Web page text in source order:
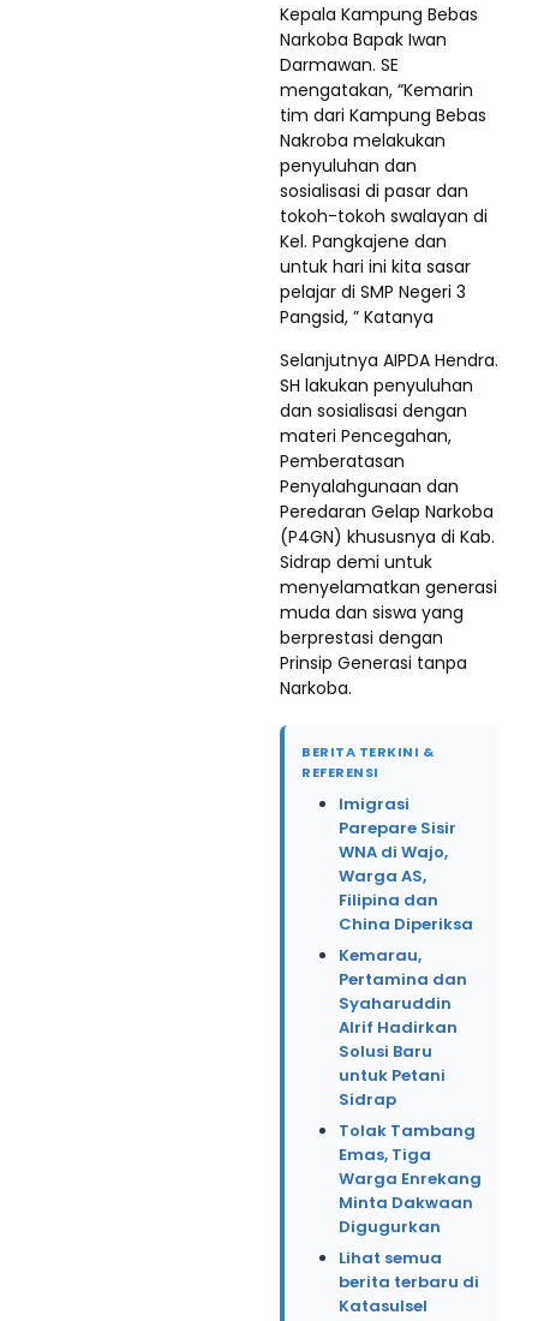
Kepala Kampung Bebas
Narkoba Bapak Iwan
Darmawan. SE
mengatakan, “Kemarin
tim dari Kampung Bebas
Nakroba melakukan
penyuluhan dan
sosialisasi di pasar dan
tokoh-tokoh swalayan di
Kel. Pangkajene dan
untuk hari ini kita sasar
pelajar di SMP Negeri 3
Pangsid, ” Katanya
Selanjutnya AIPDA Hendra.
SH lakukan penyuluhan
dan sosialisasi dengan
materi Pencegahan,
Pemberatasan
Penyalahgunaan dan
Peredaran Gelap Narkoba
(P4GN) khususnya di Kab.
Sidrap demi untuk
menyelamatkan generasi
muda dan siswa yang
berprestasi dengan
Prinsip Generasi tanpa
Narkoba.
BERITA TERKINI &
REFERENSI
Imigrasi
Parepare Sisir
WNA di Wajo,
Warga AS,
Filipina dan
China Diperiksa
Kemarau,
Pertamina dan
Syaharuddin
Alrif Hadirkan
Solusi Baru
untuk Petani
Sidrap
Tolak Tambang
Emas, Tiga
Warga Enrekang
Minta Dakwaan
Digugurkan
Lihat semua
berita terbaru di
Katasulsel